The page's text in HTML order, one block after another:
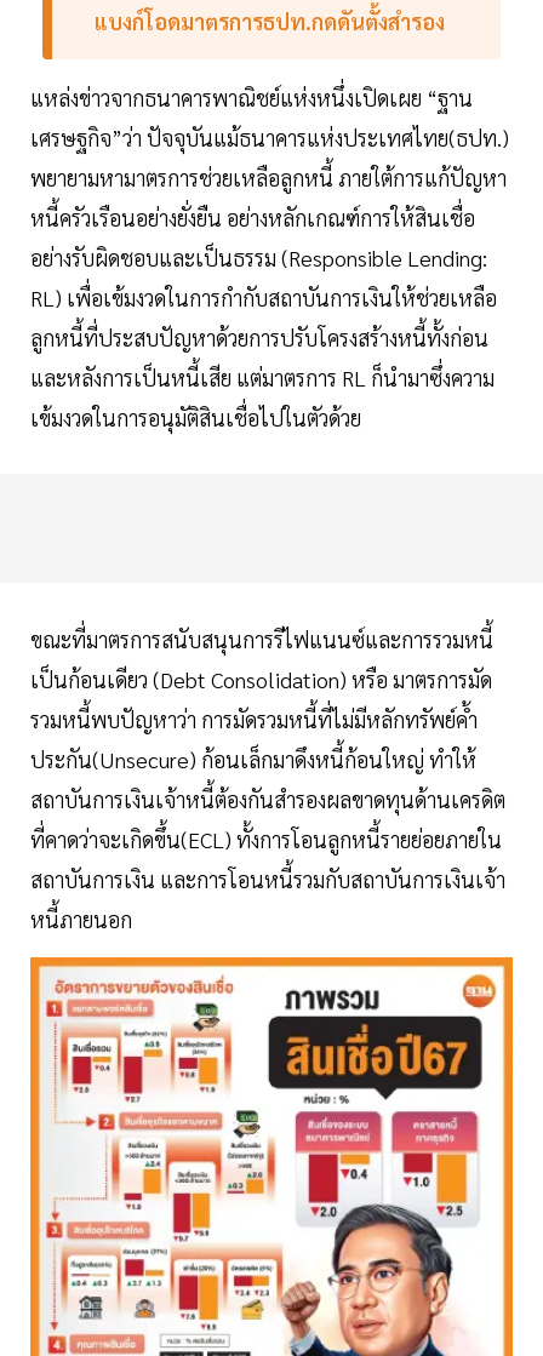
แบงก์โอดมาตรการธปท.กดดันตั้งสำรอง
แหล่งข่าวจากธนาคารพาณิชย์แห่งหนึ่งเปิดเผย “ฐาน
เศรษฐกิจ”ว่า ปัจจุบันแม้ธนาคารแห่งประเทศไทย(ธปท.)
พยายามหามาตรการช่วยเหลือลูกหนี้ ภายใต้การแก้ปัญหา
หนี้ครัวเรือนอย่างยั่งยืน อย่างหลักเกณฑ์การให้สินเชื่อ
อย่างรับผิดชอบและเป็นธรรม (Responsible Lending:
RL) เพื่อเข้มงวดในการกำกับสถาบันการเงินให้ช่วยเหลือ
ลูกหนี้ที่ประสบปัญหาด้วยการปรับโครงสร้างหนี้ทั้งก่อน
และหลังการเป็นหนี้เสีย แต่มาตรการ RL ก็นำมาซึ่งความ
เข้มงวดในการอนุมัติสินเชื่อไปในตัวด้วย
ขณะที่มาตรการสนับสนุนการรีไฟแนนซ์และการรวมหนี้
เป็นก้อนเดียว (Debt Consolidation) หรือ มาตรการมัด
รวมหนี้พบปัญหาว่า การมัดรวมหนี้ที่ไม่มีหลักทรัพย์ค้ำ
ประกัน(Unsecure) ก้อนเล็กมาดึงหนี้ก้อนใหญ่ ทำให้
สถาบันการเงินเจ้าหนี้ต้องกันสำรองผลขาดทุนด้านเครดิต
ที่คาดว่าจะเกิดขึ้น(ECL) ทั้งการโอนลูกหนี้รายย่อยภายใน
สถาบันการเงิน และการโอนหนี้รวมกับสถาบันการเงินเจ้า
หนี้ภายนอก